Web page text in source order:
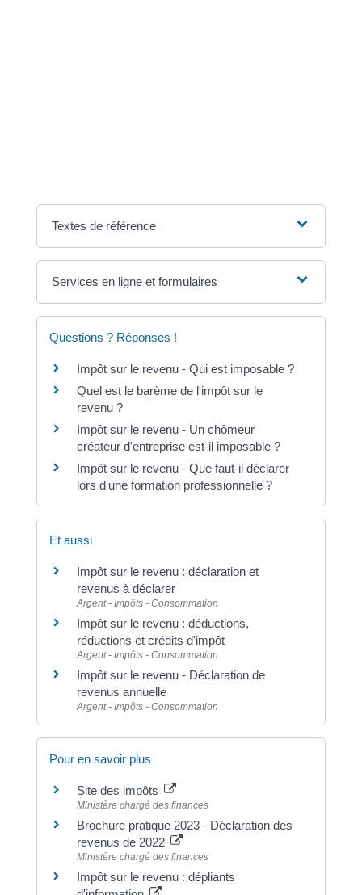
Textes de référence
Services en ligne et formulaires
Questions ? Réponses !
Impôt sur le revenu - Qui est imposable ?
Quel est le barème de l'impôt sur le
revenu ?
Impôt sur le revenu - Un chômeur
créateur d'entreprise est-il imposable ?
Impôt sur le revenu - Que faut-il déclarer
lors d'une formation professionnelle ?
Et aussi
Impôt sur le revenu : déclaration et
revenus à déclarer
Argent - Impôts - Consommation
Impôt sur le revenu : déductions,
réductions et crédits d'impôt
Argent - Impôts - Consommation
Impôt sur le revenu - Déclaration de
revenus annuelle
Argent - Impôts - Consommation
Pour en savoir plus
Site des impôts
Ministère chargé des finances
Brochure pratique 2023 - Déclaration des
revenus de 2022
Ministère chargé des finances
Impôt sur le revenu : dépliants